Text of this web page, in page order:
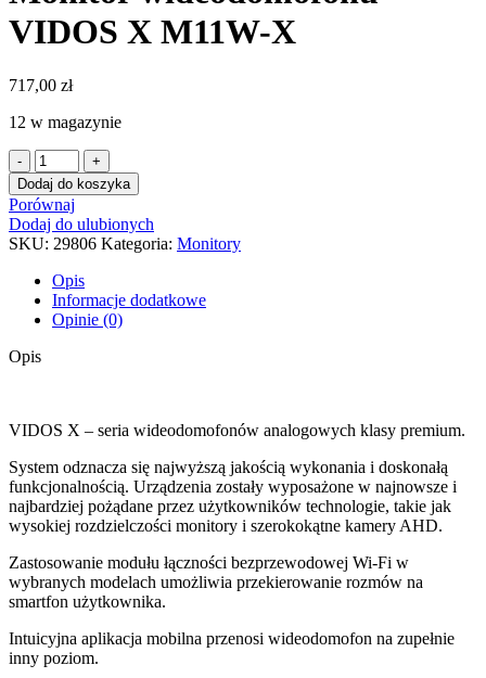
VIDOS X M11W-X
717,00 zł
12 w magazynie
ilość
Monitor
wideodomofonu
VIDOS
X
M11W-
X
Dodaj do koszyka
Porównaj
Dodaj do ulubionych
SKU: 29806 Kategoria: Monitory
Opis
Informacje dodatkowe
Opinie (0)
Opis
VIDOS X – seria wideodomofonów analogowych klasy premium.
System odznacza się najwyższą jakością wykonania i doskonałą
funkcjonalnością. Urządzenia zostały wyposażone w najnowsze i
najbardziej pożądane przez użytkowników technologie, takie jak
wysokiej rozdzielczości monitory i szerokokątne kamery AHD.
Zastosowanie modułu łączności bezprzewodowej Wi-Fi w
wybranych modelach umożliwia przekierowanie rozmów na
smartfon użytkownika.
Intuicyjna aplikacja mobilna przenosi wideodomofon na zupełnie
inny poziom.